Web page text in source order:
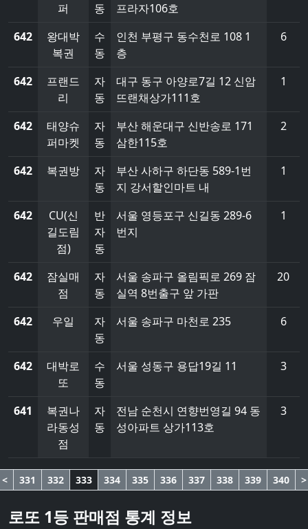
퍼
동
프라자106호
642
왕대박
복권
수
동
인천 부평구 동수천로 108 1
층
6
642
프랜드
리
자
동
대구 동구 아양로7길 12 신암
뜨랜채상가111호
1
642
태양슈
퍼마켓
자
동
부산 해운대구 신반송로 171
삼한115호
2
642 복권방
자
동
부산 사하구 하단동 589-1번
지 강서할인마트 내
1
642
CU(신
길도림
점)
반
자
동
서울 영등포구 신길동 289-6
번지
1
642
잠실매
점
자
동
서울 송파구 올림픽로 269 잠
실역 8번출구 앞 가판
20
642 우일
자
동
서울 송파구 마천로 235 6
642
대박로
또
수
동
서울 성동구 용답19길 11 3
641
복권나
라동성
점
자
동
전남 순천시 연향번영길 94 동
성아파트 상가113호
3
< 331 332 333 334 335 336 337 338 339 340 >
로또 1등 판매점 통계 정보